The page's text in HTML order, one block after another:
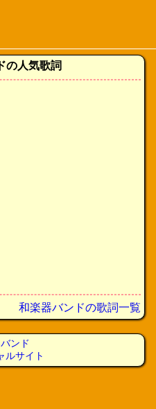
の人気歌詞
和楽器バンドの歌詞一覧
ンド
ルサイト